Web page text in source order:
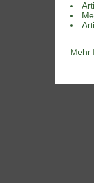
Mehr